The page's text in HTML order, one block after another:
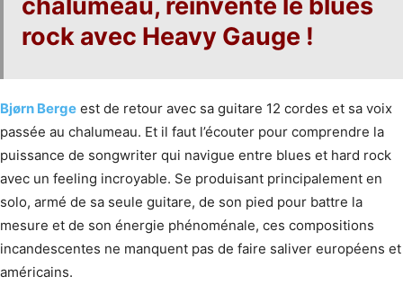
chalumeau, réinvente le blues
rock avec Heavy Gauge !
Bjørn Berge est de retour avec sa guitare 12 cordes et sa voix
passée au chalumeau. Et il faut l’écouter pour comprendre la
puissance de songwriter qui navigue entre blues et hard rock
avec un feeling incroyable. Se produisant principalement en
solo, armé de sa seule guitare, de son pied pour battre la
mesure et de son énergie phénoménale, ces compositions
incandescentes ne manquent pas de faire saliver européens et
américains.